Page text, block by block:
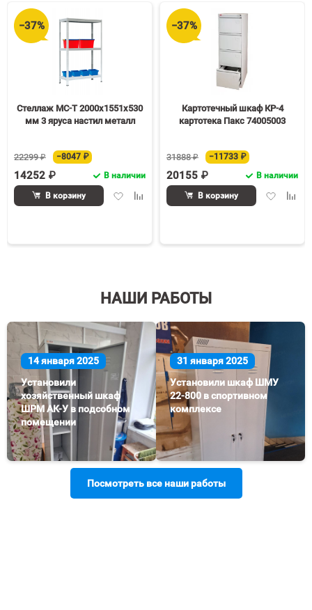
−37%
Стеллаж МС-Т 2000х1551х530
мм 3 яруса настил металл
22299 ₽ −8047 ₽
14252 ₽ В наличии
ДобавитьДобавить
В корзину
−37%
Картотечный шкаф КР-4
картотека Пакс 74005003
31888 ₽ −11733 ₽
20155 ₽ В наличии
Добавить
В корзину
НАШИ РАБОТЫ
14 января 2025
Установили
хозяйственный шкаф
ШРМ АК-У в подсобном
помещении
31 января 2025
Установили шкаф ШМУ
22-800 в спортивном
комплексе
Посмотреть все наши работы